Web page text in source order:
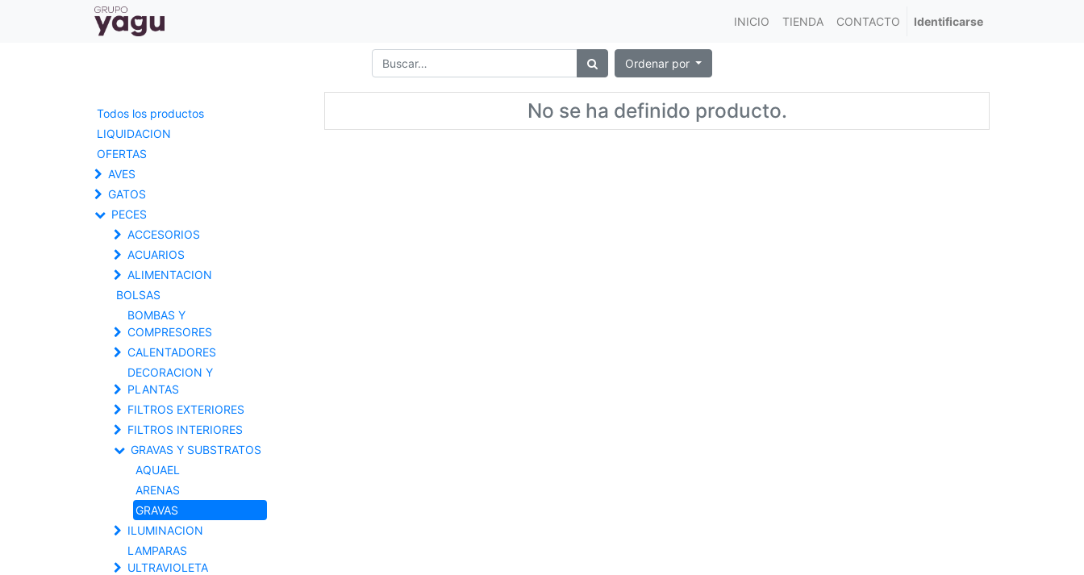
INICIO TIENDA CONTACTO Identificarse
Ordenar por
Todos los productos
LIQUIDACION
OFERTAS
AVES
GATOS
PECES
ACCESORIOS
ACUARIOS
ALIMENTACION
BOLSAS
BOMBAS Y
COMPRESORES
CALENTADORES
DECORACION Y
PLANTAS
FILTROS EXTERIORES
FILTROS INTERIORES
GRAVAS Y SUBSTRATOS
AQUAEL
ARENAS
GRAVAS
ILUMINACION
LAMPARAS
ULTRAVIOLETA
No se ha definido producto.